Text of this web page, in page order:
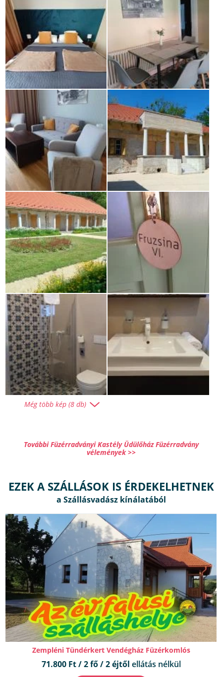
Még több kép (8 db)
További Füzérradványi Kastély Üdülőház Füzérradvány
vélemények >>
EZEK A SZÁLLÁSOK IS ÉRDEKELHETNEK
Zempléni Tündérkert Vendégház Füzérkomlós
71.800 Ft / 2 fő / 2 éjtől ellátás nélkül